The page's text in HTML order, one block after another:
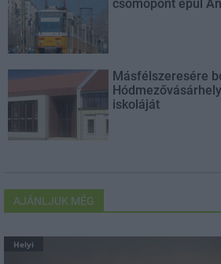
csomópont épül
Másfélszeresére
iskoláját
AJÁNLJUK MÉG
Helyi